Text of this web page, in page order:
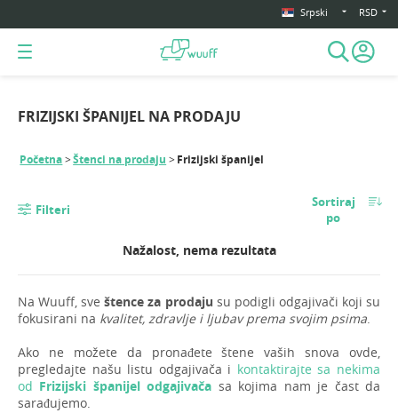
Srpski RSD
FRIZIJSKI ŠPANIJEL NA PRODAJU
Početna Štenci na prodaju Frizijski španijel
Filteri
Sortiraj
po
Nažalost, nema rezultata
Na Wuuff, sveštence za prodaju su podigli odgajivači koji su
fokusirani na kvalitet, zdravlje i ljubav prema svojim psima.
Ako ne možete da pronađete štene vaših snova ovde,
pregledajte našu listu odgajivača i kontaktirajte sa nekima
od Frizijski španijel odgajivača sa kojima nam je čast da
sarađujemo.